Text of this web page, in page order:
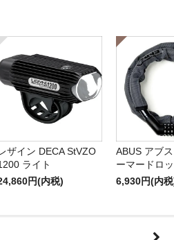
ザイン DECA StVZO
ライト
円(内税)
ABUS アブ
ーマードロ
6,930円(内